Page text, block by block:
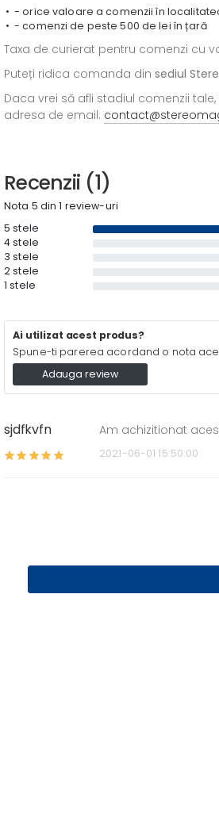
- orice valoare a comenzii în
- comenzi de peste 500 de lei în țară
Taxa de curierat pentru comenzi cu
Puteți ridica comanda din sediul
Daca vrei să afli stadiul comenzii tale,
adresa de email:
Recenzii (1)
Nota 5 din 1 review-uri
5 stele
4 stele
3 stele
2 stele
1 stele
Ai utilizat acest produs?
Spune-ti parerea acordand o nota
Adauga review
sjdfkvfn Am achizitionat
2021-06-01 15:50:00